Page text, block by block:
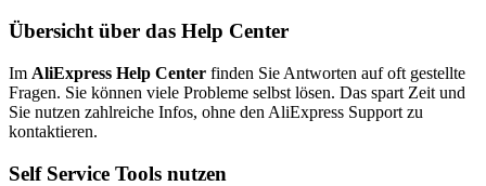
Übersicht über das Help Center
Im AliExpress Help Center finden Sie Antworten auf oft gestellte
Fragen. Sie können viele Probleme selbst lösen. Das spart Zeit und
Sie nutzen zahlreiche Infos, ohne den AliExpress Support zu
kontaktieren.
Self Service Tools nutzen